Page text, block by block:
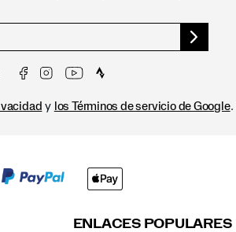
y los Términos de servicio de Google.
ENLACES POPULARES